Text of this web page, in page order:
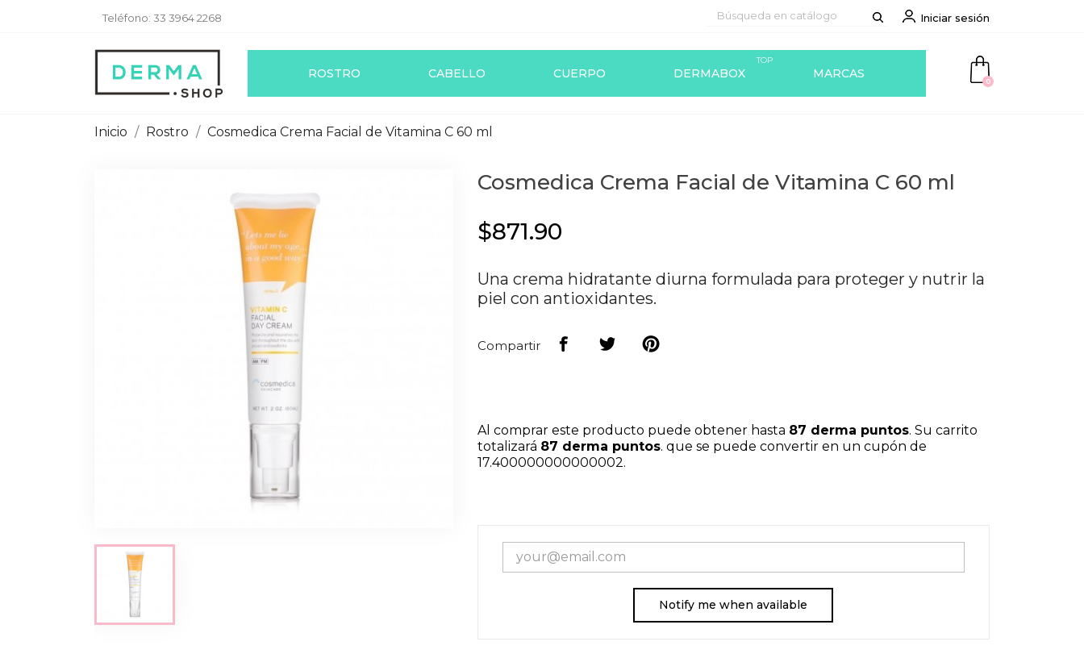
Teléfono: 33 3964 2268 Iniciar sesión
ROSTRO CABELLO CUERPO DERMABOX
TOP
MARCAS
0
Inicio Rostro Cosmedica Crema Facial de Vitamina C 60 ml
Cosmedica Crema Facial de Vitamina C 60 ml
$871.90
Una crema hidratante diurna formulada para proteger y nutrir la
piel con antioxidantes.
Compartir
Al comprar este producto puede obtener hasta 87 derma puntos. Su carrito
totalizará 87 derma puntos. que se puede convertir en un cupón de
17.400000000000002.
Notify me when available